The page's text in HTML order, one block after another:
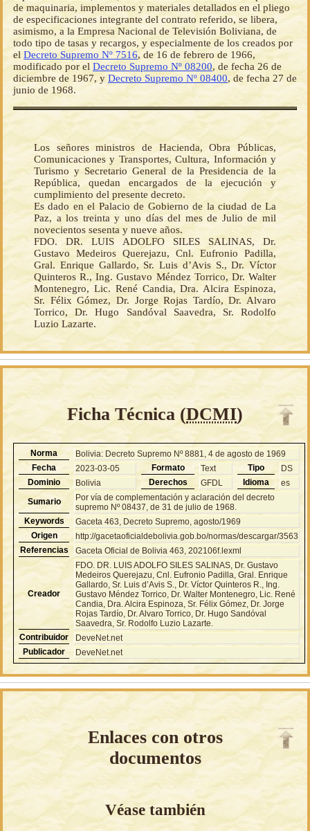
de maquinaria, implementos y materiales detallados en el pliego
de especificaciones integrante del contrato referido, se libera,
asimismo, a la Empresa Nacional de Televisión Boliviana, de
todo tipo de tasas y recargos, y especialmente de los creados por
el Decreto Supremo Nº 7516, de 16 de febrero de 1966,
modificado por el Decreto Supremo Nº 08200, de fecha 26 de
diciembre de 1967, y Decreto Supremo Nº 08400, de fecha 27 de
junio de 1968.
Los señores ministros de Hacienda, Obra Públicas,
Comunicaciones y Transportes, Cultura, Información y
Turismo y Secretario General de la Presidencia de la
República, quedan encargados de la ejecución y
cumplimiento del presente decreto.
Es dado en el Palacio de Gobierno de la ciudad de La
Paz, a los treinta y uno días del mes de Julio de mil
novecientos sesenta y nueve años.
FDO. DR. LUIS ADOLFO SILES SALINAS, Dr.
Gustavo Medeiros Querejazu, Cnl. Eufronio Padilla,
Gral. Enrique Gallardo, Sr. Luis d’Avis S., Dr. Víctor
Quinteros R., Ing. Gustavo Méndez Torrico, Dr. Walter
Montenegro, Lic. René Candia, Dra. Alcira Espinoza,
Sr. Félix Gómez, Dr. Jorge Rojas Tardío, Dr. Alvaro
Torrico, Dr. Hugo Sandóval Saavedra, Sr. Rodolfo
Luzio Lazarte.
Ficha Técnica (DCMI)
Norma
Bolivia: Decreto Supremo Nº 8881, 4 de agosto de 1969
Fecha
2023-03-05 Formato Text Tipo
DS
Dominio
Bolivia Derechos GFDL Idioma
es
Sumario
Por vía de complementación y aclaración del decreto
supremo Nº 08437, de 31 de julio de 1968.
Keywords
Gaceta 463, Decreto Supremo, agosto/1969
Origen
http://gacetaoficialdebolivia.gob.bo/normas/descargar/3563
Referencias
Gaceta Oficial de Bolivia 463, 202106f.lexml
Creador
FDO. DR. LUIS ADOLFO SILES SALINAS, Dr. Gustavo
Medeiros Querejazu, Cnl. Eufronio Padilla, Gral. Enrique
Gallardo, Sr. Luis d’Avis S., Dr. Víctor Quinteros R., Ing.
Gustavo Méndez Torrico, Dr. Walter Montenegro, Lic. René
Candia, Dra. Alcira Espinoza, Sr. Félix Gómez, Dr. Jorge
Rojas Tardío, Dr. Alvaro Torrico, Dr. Hugo Sandóval
Saavedra, Sr. Rodolfo Luzio Lazarte.
Contribuidor
DeveNet.net
Publicador
DeveNet.net
Enlaces con otros
documentos
Véase también